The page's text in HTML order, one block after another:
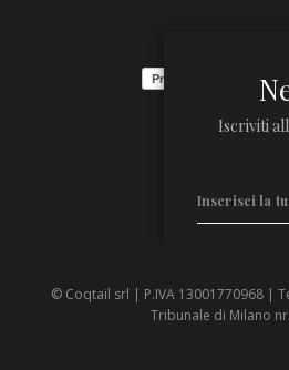
Iscriviti
© Coqtail srl | P.IVA 13001770968 |
Tribunale di Milano